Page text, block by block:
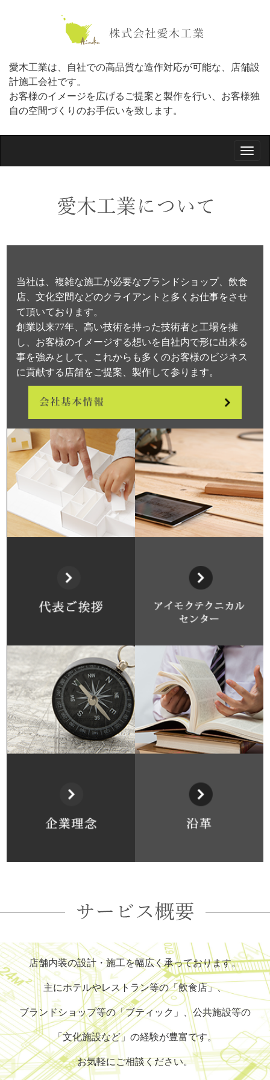
愛木工業は、自社での高品質な造作対応が可能な、店舗設
計施工会社です。
お客様のイメージを広げるご提案と製作を行い、お客様独
自の空間づくりのお手伝いを致します。
当社は、複雑な施工が必要なブランドショップ、飲食
店、文化空間などのクライアントと多くお仕事をさせ
て頂いております。
創業以来77年、高い技術を持った技術者と工場を擁
し、お客様のイメージする想いを自社内で形に出来る
事を強みとして、これからも多くのお客様のビジネス
に貢献する店舗をご提案、製作して参ります。
店舗内装の設計・施工を幅広く承っております。
主にホテルやレストラン等の「飲食店」、
ブランドショップ等の「ブティック」、公共施設等の
「文化施設など」の経験が豊富です。
お気軽にご相談ください。